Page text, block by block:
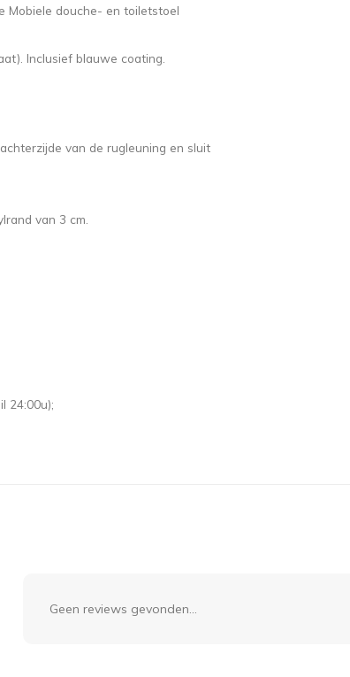
Mobiele douche- en toiletstoel
Inclusief blauwe coating.
van de rugleuning en sluit
van 3 cm.
24:00u);
Geen reviews gevonden...